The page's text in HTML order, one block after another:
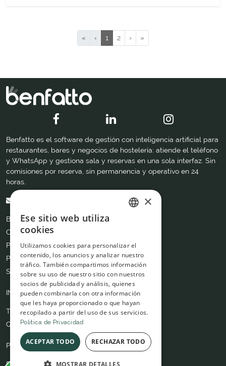
« ‹ 1 2 › »
Benfatto es el software de gestión con inteligencia artificial para
restaurantes, bares y negocios de hostelería: atiende el teléfono
y WhatsApp y gestiona sala y reservas en una sola interfaz. Sin
comisiones por reserva, sin permanencia y operativo en 24
horas.
BLOG
CONTÁCTANOS
PRECIOS
PRODUCTOS
SERVICIOS
INFO úTIL
Trabaja con nosotros
Quiènes somos
POLITICAS
Política de Privacidad
×
Ese sitio web utiliza
cookies
Utilizamos cookies para personalizar el
contenido, los anuncios y analizar nuestro
tráfico. También compartimos información
sobre su uso de nuestro sitio con nuestros
socios de publicidad y análisis, quienes
pueden combinarla con otra información
que les haya proporcionado o que hayan
recopilado a partir del uso de sus servicios.
Politica de Privacidad
ACEPTAR TODO RECHAZAR TODO
MOSTRAR DETALLES